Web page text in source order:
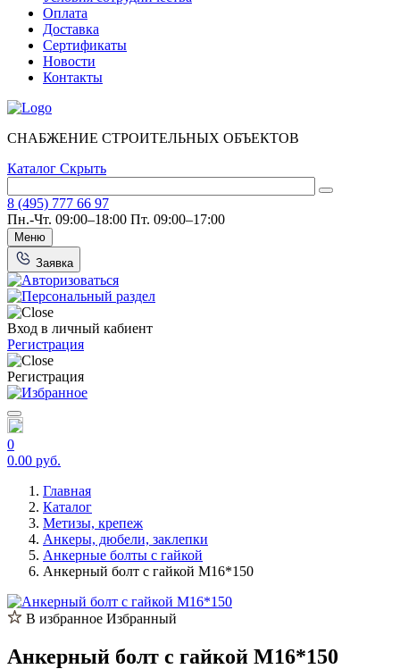
Оплата
Доставка
Сертификаты
Новости
Контакты
СНАБЖЕНИЕ СТРОИТЕЛЬНЫХ ОБЪЕКТОВ
Каталог Скрыть
8 (495) 777 66 97
Пн.-Чт. 09:00–18:00 Пт. 09:00–17:00
Меню
Заявка
Вход в личный кабиент
Регистрация
Регистрация
0
0.00 руб.
Главная
Каталог
Метизы, крепеж
Анкеры, дюбели, заклепки
Анкерные болты с гайкой
Анкерный болт с гайкой М16*150
В избранное Избранный
Анкерный болт с гайкой М16*150